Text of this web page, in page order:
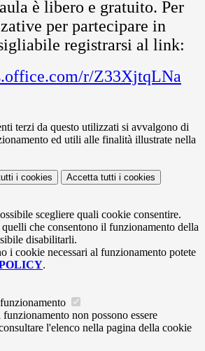
è libero e gratuito. Per
per partecipare in
registrarsi al link:
r/Z33XjtqLNa
terzi da questo utilizzati si avvalgono di
ed utili alle finalità illustrate nella
i cookies Accetta tutti i cookies
scegliere quali cookie consentire.
che consentono il funzionamento della
disabilitarli.
i cookie necessari al funzionamento potete
.
non possono essere
l'elenco nella pagina della cookie